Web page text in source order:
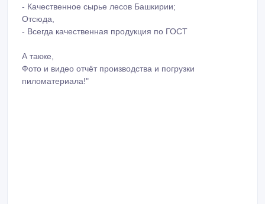
- Качественное сырье лесов Башкирии;
Отсюда,
- Всегда качественная продукция по ГОСТ
А также,
Фото и видео отчёт производства и погрузки
пиломатериала!"